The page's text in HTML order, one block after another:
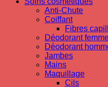
Anti-Chute
Coiffant
Fibres
Déodorant
Déodorant
Jambes
Mains
Maquillage
Cils